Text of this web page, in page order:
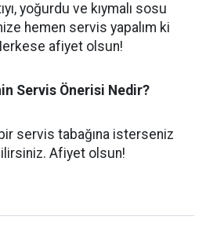
yoğurdu ve kıymalı sosu
hemen servis yapalım ki
afiyet olsun!
Servis Önerisi Nedir?
servis tabağına isterseniz
Afiyet olsun!